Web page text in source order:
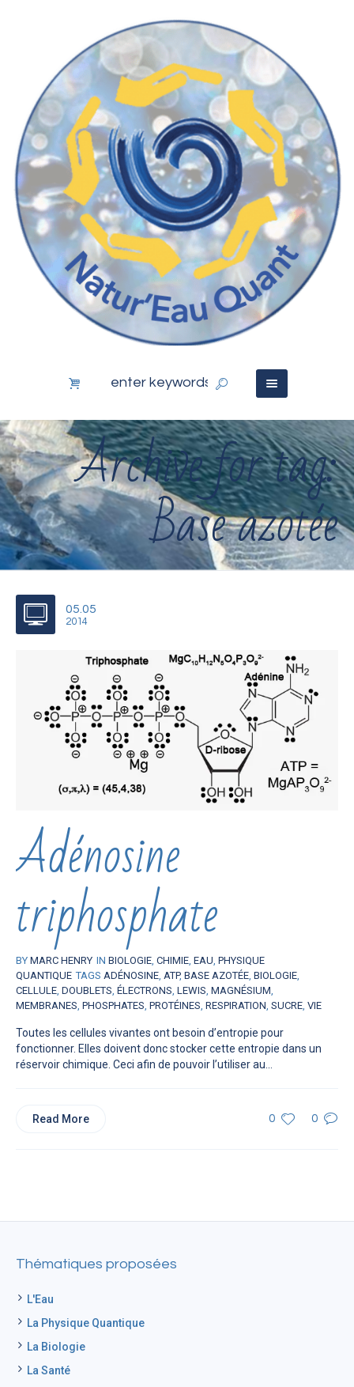
Archive for tag:
Base azotée
05.05
2014
Adénosine
triphosphate
BY MARC HENRY IN BIOLOGIE, CHIMIE, EAU, PHYSIQUE
QUANTIQUE TAGS ADÉNOSINE, ATP, BASE AZOTÉE, BIOLOGIE,
CELLULE, DOUBLETS, ÉLECTRONS, LEWIS, MAGNÉSIUM,
MEMBRANES, PHOSPHATES, PROTÉINES, RESPIRATION, SUCRE, VIE
Toutes les cellules vivantes ont besoin d’entropie pour
fonctionner. Elles doivent donc stocker cette entropie dans un
réservoir chimique. Ceci afin de pouvoir l’utiliser au...
0 0
Read More
Thématiques proposées
L'Eau
La Physique Quantique
La Biologie
La Santé